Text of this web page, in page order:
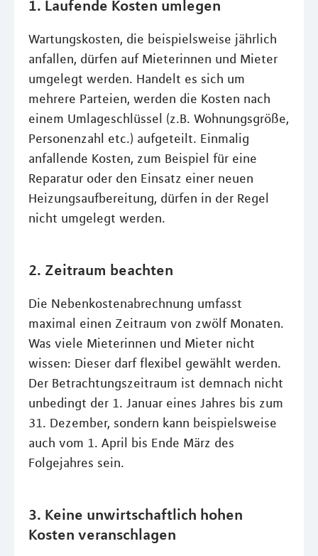
1. Laufende Kosten umlegen
Wartungskosten, die beispielsweise jährlich
anfallen, dürfen auf Mieterinnen und Mieter
umgelegt werden. Handelt es sich um
mehrere Parteien, werden die Kosten nach
einem Umlageschlüssel (z.B. Wohnungsgröße,
Personenzahl etc.) aufgeteilt. Einmalig
anfallende Kosten, zum Beispiel für eine
Reparatur oder den Einsatz einer neuen
Heizungsaufbereitung, dürfen in der Regel
nicht umgelegt werden.
2. Zeitraum beachten
Die Nebenkostenabrechnung umfasst
maximal einen Zeitraum von zwölf Monaten.
Was viele Mieterinnen und Mieter nicht
wissen: Dieser darf flexibel gewählt werden.
Der Betrachtungszeitraum ist demnach nicht
unbedingt der 1. Januar eines Jahres bis zum
31. Dezember, sondern kann beispielsweise
auch vom 1. April bis Ende März des
Folgejahres sein.
3. Keine unwirtschaftlich hohen
Kosten veranschlagen